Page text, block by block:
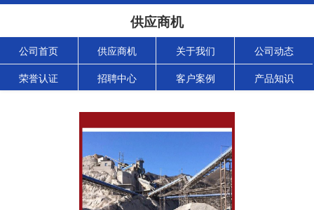
供应商机
公司首页 供应商机 关于我们 公司动态
荣誉认证 招聘中心 客户案例 产品知识